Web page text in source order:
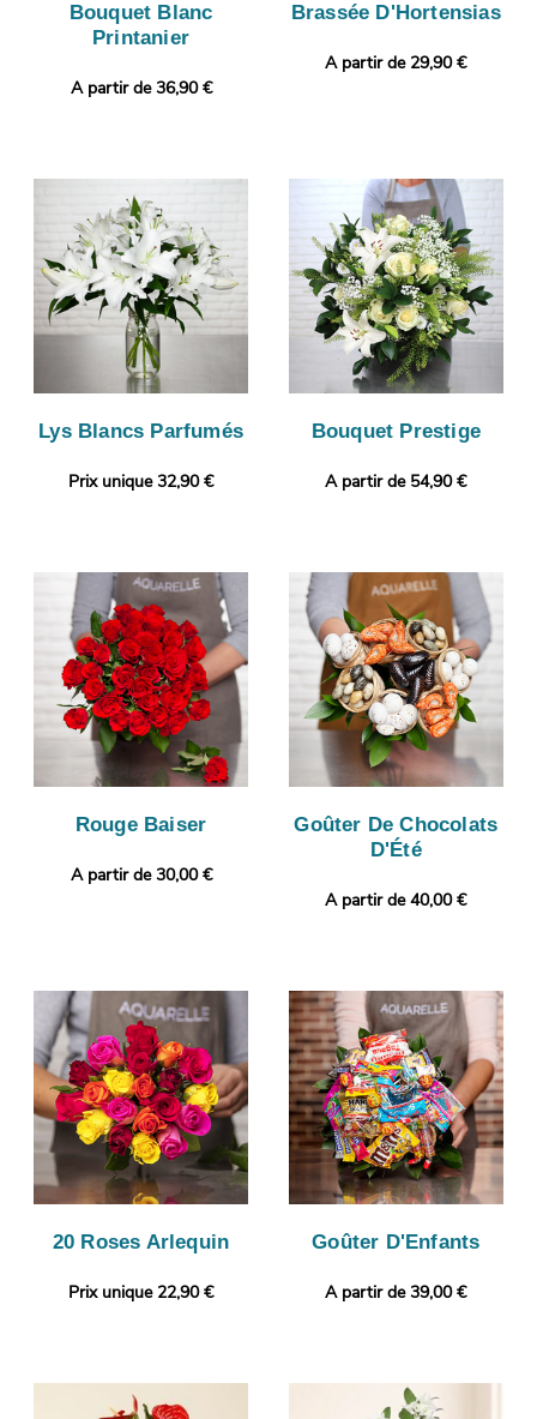
Bouquet Blanc
Printanier
A partir de 36,90 €
Brassée D'Hortensias
A partir de 29,90 €
Lys Blancs Parfumés
Prix unique 32,90 €
Bouquet Prestige
A partir de 54,90 €
Rouge Baiser
A partir de 30,00 €
Goûter De Chocolats
D'Été
A partir de 40,00 €
20 Roses Arlequin
Prix unique 22,90 €
Goûter D'Enfants
A partir de 39,00 €